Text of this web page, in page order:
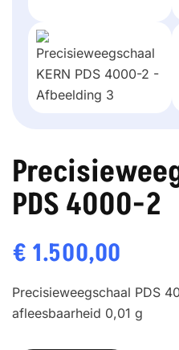
PDS 4000-2
€ 1.500,00
Precisieweegschaal PDS
afleesbaarheid 0,01 g